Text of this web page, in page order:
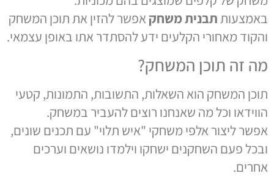
באמצעותתבנית משחקאפשר להזין את תוכן המשחק
והקוד מאחורי הקלעים ידע להסתדר אתו באופן עצמאי.
מה זה תוכן המשחק?
תוכן המשחק הוא השאלות, התשובות, התמונות, קטעי
הווידאו וכל מה שאנחנו רוצים להעביר במשחק.
אפשר ליצור אלפי משחקי "איש תלוי" עם תכנים שונים,
ובכל פעם השחקנים ישחקו וילמדו נושאים וערכים
אחרים.